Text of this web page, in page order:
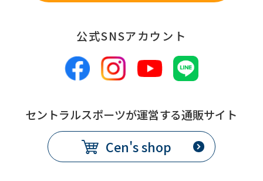
公式SNSアカウント
セントラルスポーツが運営する通販サイト
Cen's shop